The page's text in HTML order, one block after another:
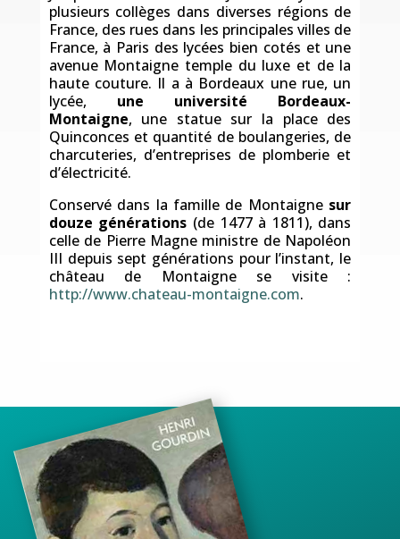
plusieurs collèges dans diverses régions de
France, des rues dans les principales villes de
France, à Paris des lycées bien cotés et une
avenue Montaigne temple du luxe et de la
haute couture. Il a à Bordeaux une rue, un
lycée, une université Bordeaux-
Montaigne, une statue sur la place des
Quinconces et quantité de boulangeries, de
charcuteries, d’entreprises de plomberie et
d’électricité.
Conservé dans la famille de Montaigne sur
douze générations (de 1477 à 1811), dans
celle de Pierre Magne ministre de Napoléon
III depuis sept générations pour l’instant, le
château de Montaigne se visite :
http://www.chateau-montaigne.com.